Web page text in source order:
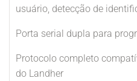
usuário, detecção de
Porta serial dupla para
Protocolo completo
do Landher